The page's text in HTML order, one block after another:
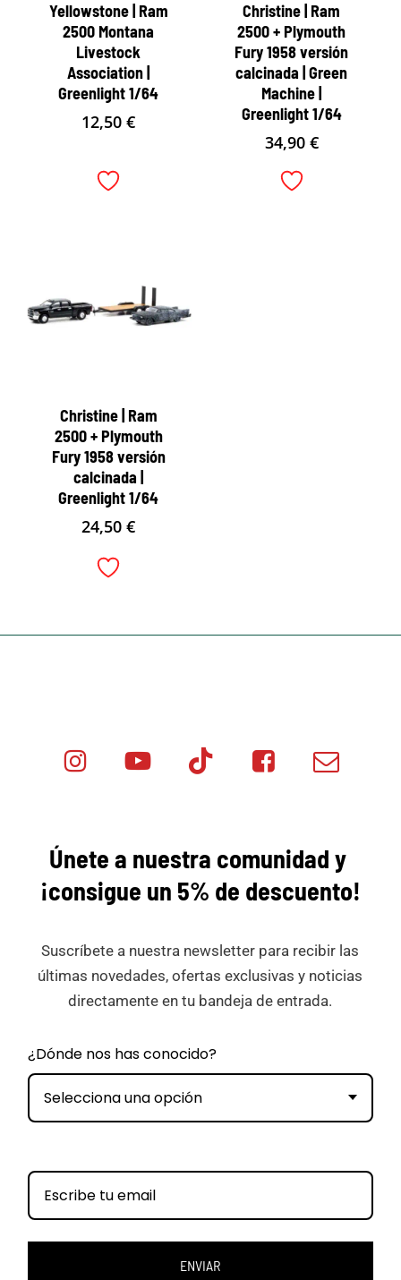
Yellowstone | Ram
2500 Montana
Livestock
Association |
Greenlight 1/64
12,50€
Christine | Ram
2500 + Plymouth
Fury 1958 versión
calcinada | Green
Machine |
Greenlight 1/64
34,90 €
Christine | Ram
2500 + Plymouth
Fury 1958 versión
calcinada |
Greenlight 1/64
24,50€
Minicar Tok
Minicar Minicar
Únete a nuestra comunidad y
¡consigue un 5% de descuento!
Suscríbete a nuestra newsletter para recibir las
últimas novedades, ofertas exclusivas y noticias
directamente en tu bandeja de entrada.
¿Dónde nos has conocido?
Selecciona una opción
ENVIAR